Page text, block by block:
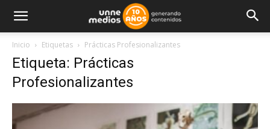
Inicio Etiquetas Prácticas Profesionalizantes
Etiqueta: Prácticas
Profesionalizantes